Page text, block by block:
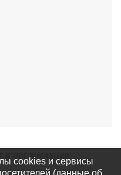
организации
cookies и сервисы